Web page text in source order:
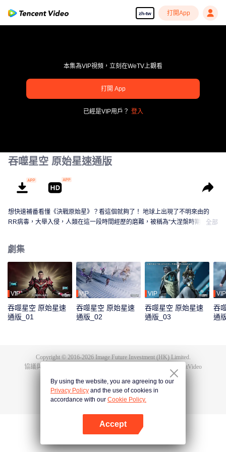
zh-tw 打開App
pay limit
本集為VIP視頻，立刻在WeTV上觀看
打開 App
已經是VIP用戶？ 登入
吞噬星空 原始星速通版
想快速補番看懂《決戰原始星》？看這個就夠了！ 地球上出現了不明來由的
RR病毒，大舉入侵，人類在這一段時間經歷的磨難，被稱為“大涅槃時期”。在
是外部環境無形中對他施加的影響。家庭拮据，父母無法給予他更多幫助，只
能依靠自己的努力。最終，在不斷的艱苦磨礪下，羅峰不斷髮掘自身潛能，得
到了能力提升和自我價值的認可。
全部
劇集
VIP
吞噬星空 原始星速
通版_01
VIP
吞噬星空 原始星速
通版_02
VIP
吞噬星空 原始星速
通版_03
VIP
吞
通
Copyright © 2016-2026Image Future Investment (HK) Limited.
協議與條款
TencentVideo
By using the website, you are agreeing to our
Privacy Policy and the use of cookies in
accordance with our Cookie Policy.
Accept